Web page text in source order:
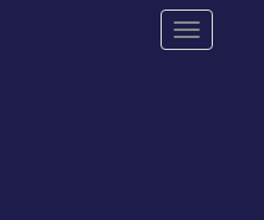
Menu